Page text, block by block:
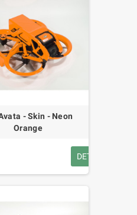
- Skin - Neon
Orange
DETAILS